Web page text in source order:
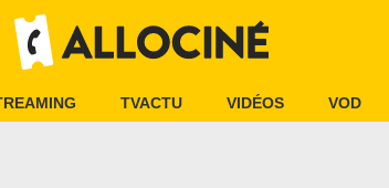
TVACTU VIDÉOS VOD